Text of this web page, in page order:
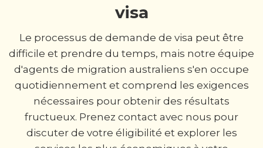
visa
Le processus de demande de visa peut être
difficile et prendre du temps, mais notre équipe
d'agents de migration australiens s'en occupe
quotidiennement et comprend les exigences
nécessaires pour obtenir des résultats
fructueux. Prenez contact avec nous pour
discuter de votre éligibilité et explorer les